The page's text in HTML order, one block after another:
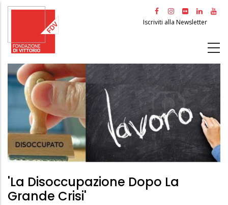
Salta
principale
Iscriviti alla Newsletter
'La Disoccupazione Dopo La
Grande Crisi'